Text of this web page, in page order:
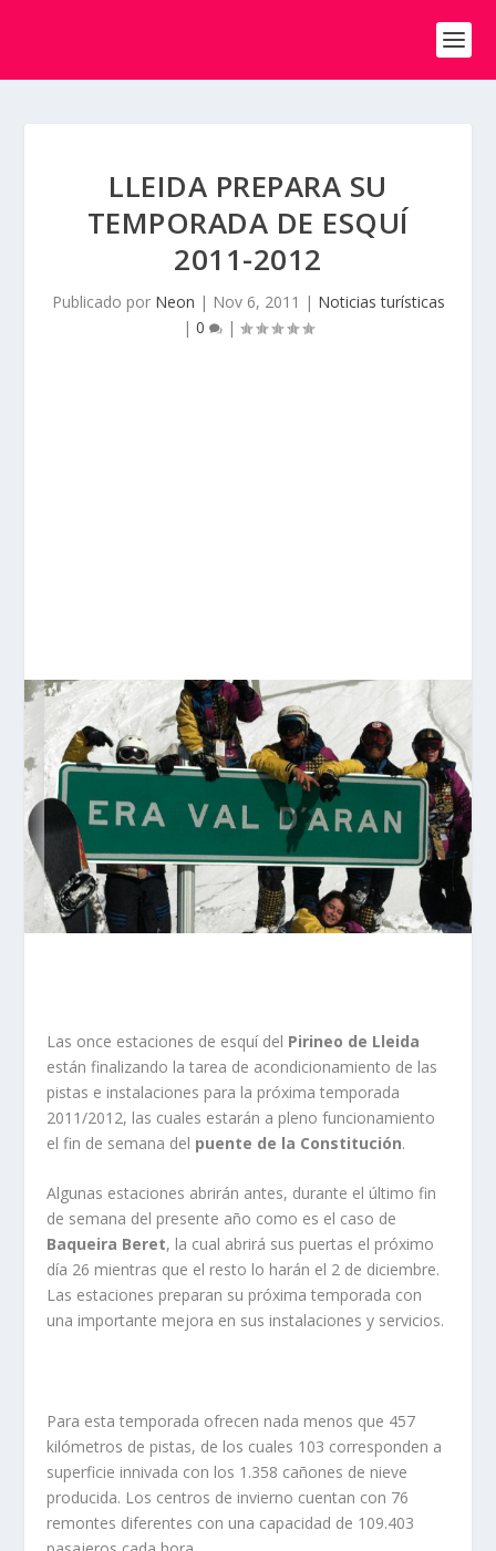
LLEIDA PREPARA SU
TEMPORADA DE ESQUÍ
2011-2012
Publicado por Neon | Nov 6, 2011 | Noticias turísticas
| 0 |
Las once estaciones de esquí del Pirineo de Lleida
están finalizando la tarea de acondicionamiento de las
pistas e instalaciones para la próxima temporada
2011/2012, las cuales estarán a pleno funcionamiento
el fin de semana del puente de la Constitución.
Algunas estaciones abrirán antes, durante el último fin
de semana del presente año como es el caso de
Baqueira Beret, la cual abrirá sus puertas el próximo
día 26 mientras que el resto lo harán el 2 de diciembre.
Las estaciones preparan su próxima temporada con
una importante mejora en sus instalaciones y servicios.
Para esta temporada ofrecen nada menos que 457
kilómetros de pistas, de los cuales 103 corresponden a
superficie innivada con los 1.358 cañones de nieve
producida. Los centros de invierno cuentan con 76
remontes diferentes con una capacidad de 109.403